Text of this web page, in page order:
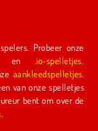
Probeer onze
en .io-spelletjes
zullen dol zijn op onze aankleedspelletjes
om over de